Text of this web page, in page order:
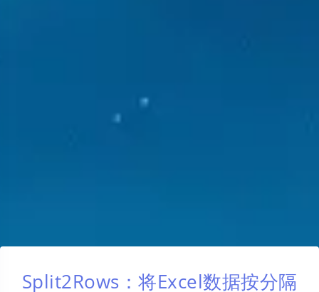
Split2Rows：将Excel数据按分隔